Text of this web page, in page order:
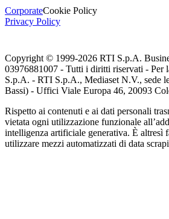
CorporateCookie Policy
Privacy Policy
Copyright © 1999-2026 RTI S.p.A.
03976881007 - Tutti i diritti riservati - Per
S.p.A. - RTI S.p.A., Mediaset N.V., sede
Bassi) - Uffici Viale Europa 46, 20093
Rispetto ai contenuti e ai dati personali
vietata ogni utilizzazione funzionale
intelligenza artificiale generativa. È altresì
utilizzare mezzi automatizzati di data